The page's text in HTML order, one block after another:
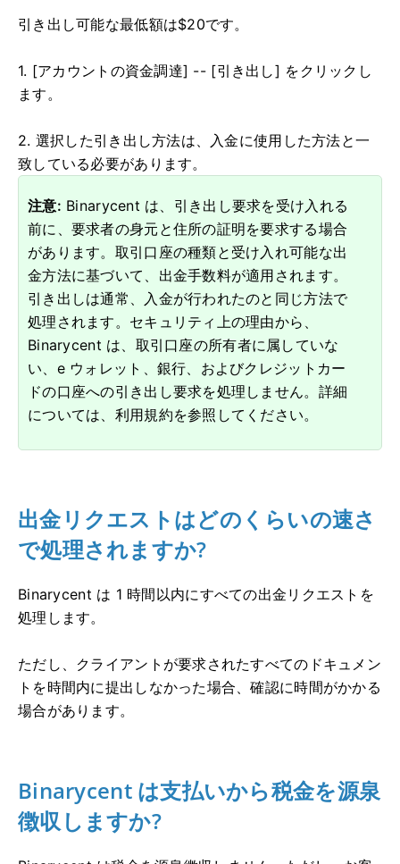
引き出し可能な最低額は$20です。
1. [アカウントの資金調達] -- [引き出し] をクリックし
ます。
2. 選択した引き出し方法は、入金に使用した方法と一
致している必要があります。
注意: Binarycent は、引き出し要求を受け入れる
前に、要求者の身元と住所の証明を要求する場合
があります。 取引口座の種類と受け入れ可能な出
金方法に基づいて、出金手数料が適用されます。
引き出しは通常、入金が行われたのと同じ方法で
処理されます。 セキュリティ上の理由から、
Binarycent は、取引口座の所有者に属していな
い、e ウォレット、銀行、およびクレジットカー
ドの口座への引き出し要求を処理しません。 詳細
については、利用規約を参照してください。
出金リクエストはどのくらいの速さ
で処理されますか?
Binarycent は 1 時間以内にすべての出金リクエストを
処理します。
ただし、クライアントが要求されたすべてのドキュメン
トを時間内に提出しなかった場合、確認に時間がかかる
場合があります。
Binarycent は支払いから税金を源泉
徴収しますか?